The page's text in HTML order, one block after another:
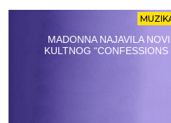
MADONNA NAJAVILA
KULTNOG